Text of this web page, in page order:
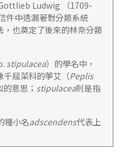
Ludwig （1709-
件中透漏著對分類系統
也奠定了後來的林奈分類
stipulacea）的學名中，
千屈菜科的荸艾（
Peplis
意思； stipulacea則是指
種小名adscendens代表上